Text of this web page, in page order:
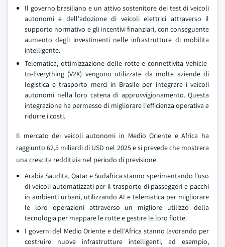
Il governo brasiliano e un attivo sostenitore dei test di veicoli
autonomi e dell'adozione di veicoli elettrici attraverso il
supporto normativo e gli incentivi finanziari, con conseguente
aumento degli investimenti nelle infrastrutture di mobilita
intelligente.
Telematica, ottimizzazione delle rotte e connettivita Vehicle-
to-Everything (V2X) vengono utilizzate da molte aziende di
logistica e trasporto merci in Brasile per integrare i veicoli
autonomi nella loro catena di approvvigionamento. Questa
integrazione ha permesso di migliorare l'efficienza operativa e
ridurre i costi.
Il mercato dei veicoli autonomi in Medio Oriente e Africa ha
raggiunto 62,5 miliardi di USD nel 2025 e si prevede che mostrera
una crescita redditizia nel periodo di previsione.
Arabia Saudita, Qatar e Sudafrica stanno sperimentando l'uso
di veicoli automatizzati per il trasporto di passeggeri e pacchi
in ambienti urbani, utilizzando AI e telematica per migliorare
le loro operazioni attraverso un migliore utilizzo della
tecnologia per mappare le rotte e gestire le loro flotte.
I governi del Medio Oriente e dell'Africa stanno lavorando per
costruire nuove infrastrutture intelligenti, ad esempio,